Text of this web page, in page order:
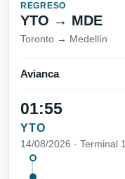
REGRESO
YTO → MDE
Toronto → Medellín
Avianca
01:55
YTO
14/08/2026 · Terminal 1